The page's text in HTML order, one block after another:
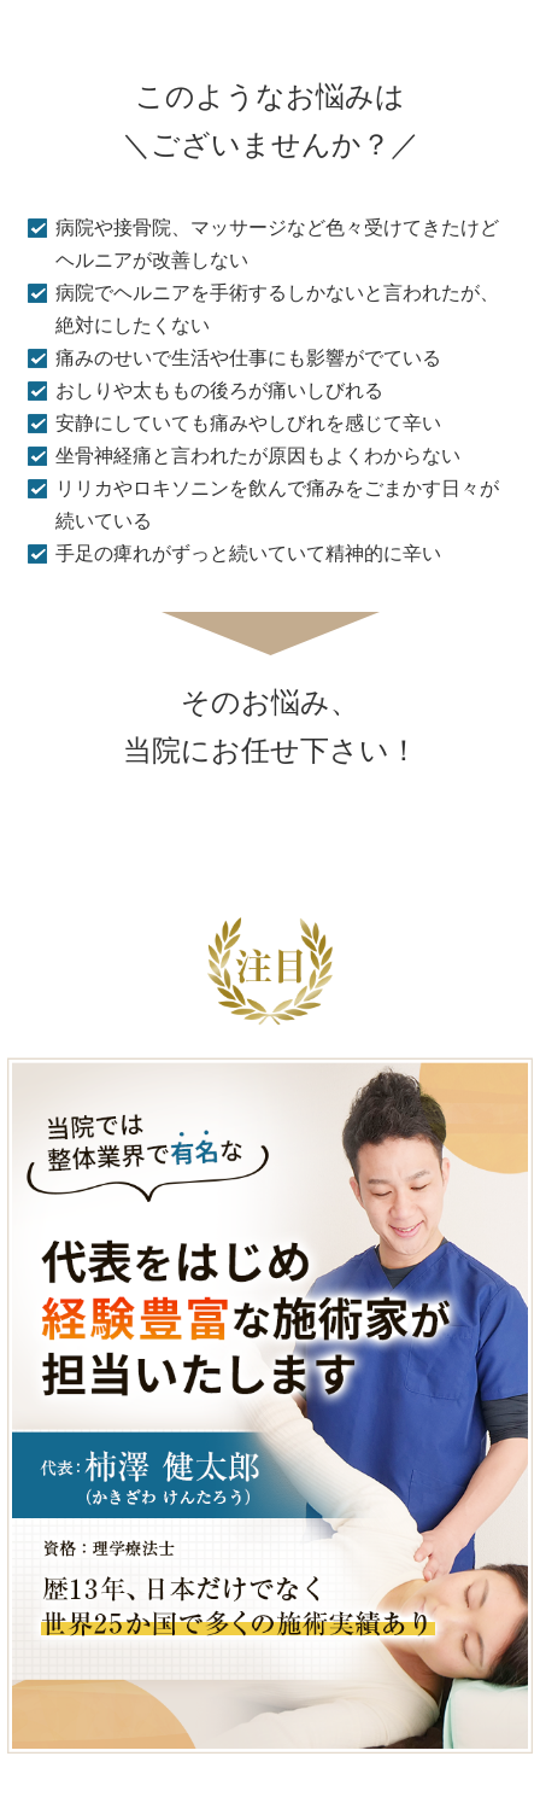
このようなお悩みは
＼ございませんか？／
病院や接骨院、マッサージなど色々受けてきたけど
ヘルニアが改善しない
病院でヘルニアを手術するしかないと言われたが、
絶対にしたくない
痛みのせいで生活や仕事にも影響がでている
おしりや太ももの後ろが痛いしびれる
安静にしていても痛みやしびれを感じて辛い
坐骨神経痛と言われたが原因もよくわからない
リリカやロキソニンを飲んで痛みをごまかす日々が
続いている
手足の痺れがずっと続いていて精神的に辛い
そのお悩み、
当院にお任せ下さい！